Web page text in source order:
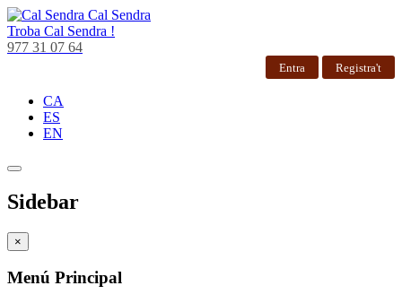
Cal Sendra
Troba Cal Sendra !
977 31 07 64
Entra Registra't
CA
ES
EN
Sidebar
×
Menú Principal